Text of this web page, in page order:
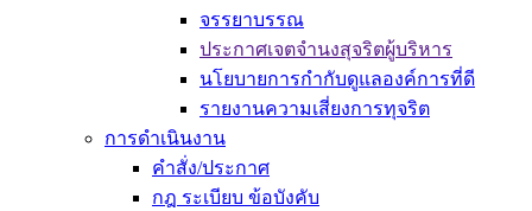
จรรยาบรรณ
ประกาศเจตจำนงสุจริตผู้บริหาร
นโยบายการกำกับดูแลองค์การที่ดี
รายงานความเสี่ยงการทุจริต
การดำเนินงาน
คำสั่ง/ประกาศ
กฎ ระเบียบ ข้อบังคับ